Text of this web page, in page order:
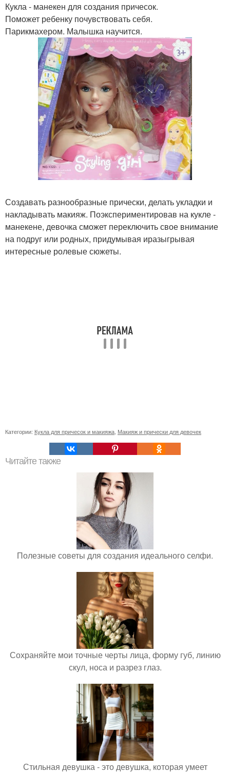
Кукла - манекен для создания причесок.
Поможет ребенку почувствовать себя.
Парикмахером. Малышка научится.
Создавать разнообразные прически, делать укладки и
накладывать макияж. Поэкспериментировав на кукле -
манекене, девочка сможет переключить свое внимание
на подруг или родных, придумывая иразыгрывая
интересные ролевые сюжеты.
Категории: Кукла для причесок и макияжа, Макияж и прически для девочек
Читайте также
Полезные советы для создания идеального селфи.
Сохраняйте мои точные черты лица, форму губ, линию
скул, носа и разрез глаз.
Стильная девушка - это девушка, которая умеет